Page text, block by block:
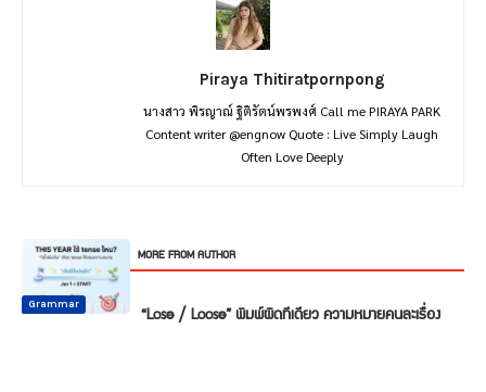
Piraya Thitiratpornpong
นางสาว พิรญาณ์ ฐิติรัตน์พรพงศ์ Call me PIRAYA PARK
Content writer @engnow Quote : Live Simply Laugh
Often Love Deeply
RELATED ARTICLES MORE FROM AUTHOR
Common
Mistake
“Lose / Loose” พิมพ์ผิดทีเดียว ความหมายคนละเรื่อง
Common
Mistake
Common
Mistake
Conversation
Grammar
Grammar